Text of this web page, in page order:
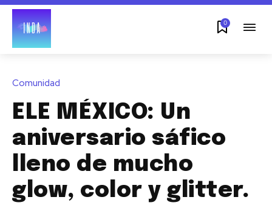
0
Comunidad
ELE MÉXICO: Un
aniversario sáfico
lleno de mucho
glow, color y glitter.